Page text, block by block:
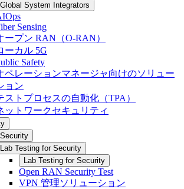
Global System Integrators
Sensing
ープン RAN（O-RAN）
ーカル 5G
Safety
ペレーションマネージャ向けのソリュー
ョン
ストプロセスの自動化（TPA）
ットワークセキュリティ
Security
Lab Testing for Security
Lab Testing for Security
Open RAN Security Test
VPN 管理ソリューション